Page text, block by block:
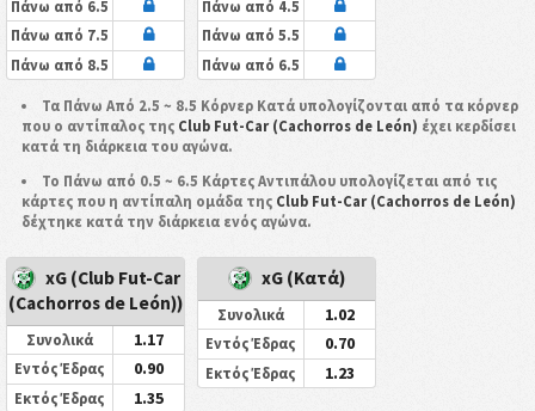
Πάνω από 6.5
Πάνω από 7.5
Πάνω από 8.5
Πάνω από 4.5
Πάνω από 5.5
Πάνω από 6.5
Τα Πάνω Από 2.5 ~ 8.5 Κόρνερ Κατά υπολογίζονται από τα κόρνερ
που ο αντίπαλος της Club Fut-Car (Cachorros de León) έχει κερδίσει
κατά τη διάρκεια του αγώνα.
Το Πάνω από 0.5 ~ 6.5 Κάρτες Αντιπάλου υπολογίζεται από τις
κάρτες που η αντίπαλη ομάδα της Club Fut-Car (Cachorros de León)
δέχτηκε κατά την διάρκεια ενός αγώνα.
xG (Club Fut-Car
(Cachorros de León))
Συνολικά 1.17
Εντός Έδρας 0.90
Εκτός Έδρας 1.35
xG (Κατά)
Συνολικά 1.02
Εντός Έδρας 0.70
Εκτός Έδρας 1.23